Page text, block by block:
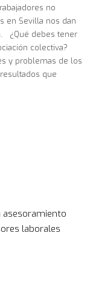
no
en Sevilla nos dan
¿Qué debes tener
colectiva?
y problemas de los
que
asesoramiento
laborales